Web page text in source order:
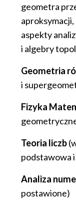
geometra
aspekty
i algebry
Geometria
i
Fizyka
Teoria liczb
podstawowa
Analiza
postawione)